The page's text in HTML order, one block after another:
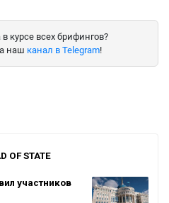
курсе всех брифингов?
наш канал в Telegram!
OF STATE
участников